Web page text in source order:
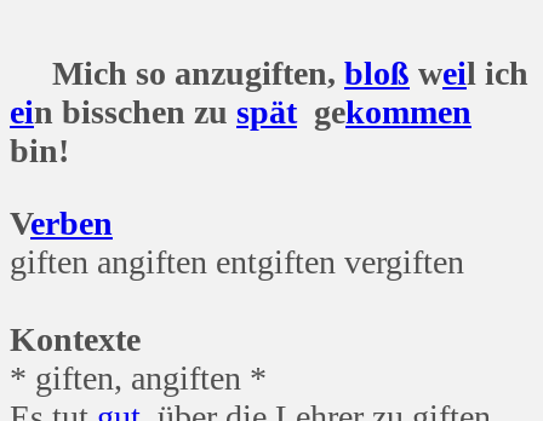
Mich so anzugiften, bloß weil ich
ein bisschen zu spätgekommen
bin!
Verben
giften angiften entgiften vergiften
Kontexte
* giften, angiften *